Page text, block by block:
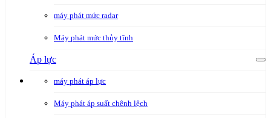
máy phát mức radar
Máy phát mức thủy tĩnh
Áp lực
máy phát áp lực
Máy phát áp suất chênh lệch